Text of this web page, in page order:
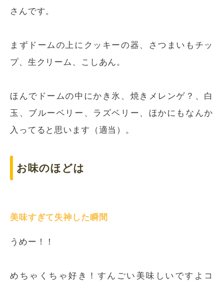
さんです。
まずドームの上にクッキーの器、さつまいもチッ
プ、生クリーム、こしあん。
ほんでドームの中にかき氷、焼きメレンゲ？、白
玉、ブルーベリー、ラズベリー、ほかにもなんか
入ってると思います（適当）。
お味のほどは
美味すぎて失神した瞬間
うめー！！
めちゃくちゃ好き！すんごい美味しいですよコ